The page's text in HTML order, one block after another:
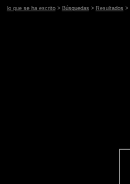
lo que se ha escrito> Búsquedas > Resultados >